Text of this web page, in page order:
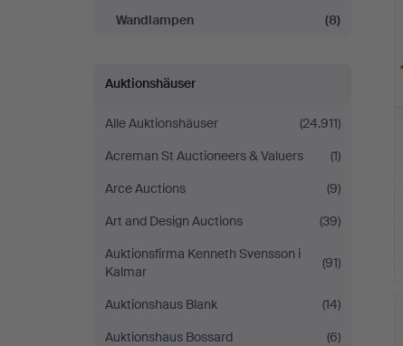
Wandlampen
(8)
Auktionshäuser
Alle Auktionshäuser
(24.911)
Acreman St Auctioneers & Valuers
(1)
Arce Auctions
(9)
Art and Design Auctions
(39)
Auktionsfirma Kenneth Svensson i
Kalmar
(91)
Auktionshaus Blank
(14)
Auktionshaus Bossard
(6)